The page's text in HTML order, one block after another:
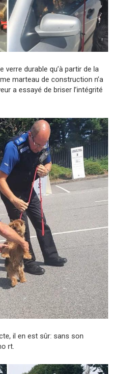
verre durable qu’à partir de la
marteau de construction n’a
a essayé de briser l’intégrité
il en est sûr: sans son
rt.